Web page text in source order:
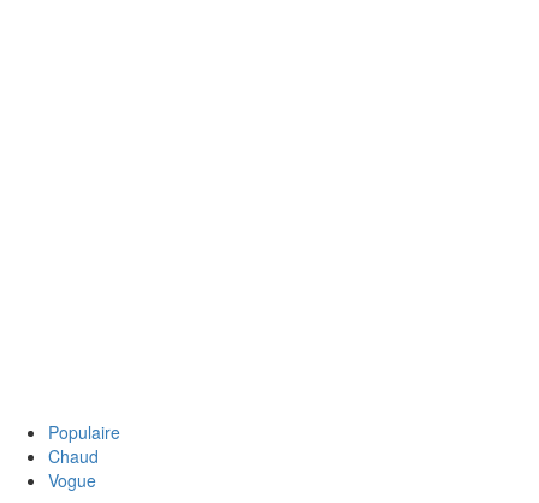
Populaire
Chaud
Vogue